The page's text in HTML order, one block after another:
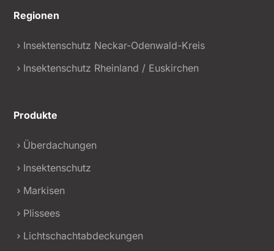
Regionen
Insektenschutz Neckar-Odenwald-Kreis
Insektenschutz Rheinland / Euskirchen
Produkte
Überdachungen
Insektenschutz
Markisen
Plissees
Lichtschachtabdeckungen